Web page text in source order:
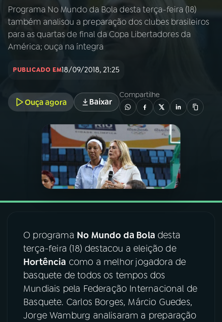
01 INÍCIO
PROGRAMAS
PODCASTS
VIDEOCASTS
08FESTIVAL DE MÚSICA
ACOMPANHE A RÁDIO NACIONAL
YouTube Facebook
Programa No Mundo da Bola desta terça-feira (18)
também analisou a preparação dos clubes brasileiros
para as quartas de final da Copa Libertadores da
América; ouça na íntegra
PUBLICADO EM18/09/2018, 21:25
Ouça agora Baixar
Compartilhe
O programa No Mundo da Bola desta
terça-feira (18) destacou a eleição de
Hortência como a melhor jogadora de
basquete de todos os tempos dos
Mundiais pela Federação Internacional de
Basquete. Carlos Borges, Márcio Guedes,
Jorge Wamburg analisaram a preparação